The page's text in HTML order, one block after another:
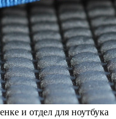
и отдел для ноутбука